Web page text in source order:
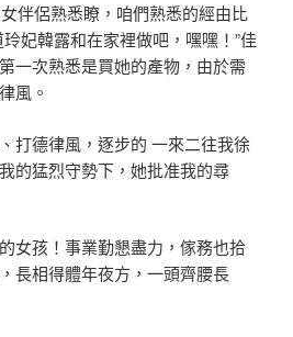
侶熟悉瞭，咱們熟悉的經由比
妃韓露和在家裡做吧，嘿嘿！”佳
一次熟悉是買她的產物，由於需
風。
德律風，逐步的 一來二往我徐
的猛烈守勢下，她批准我的尋
孩！事業勤懇盡力，傢務也拾
長相得體年夜方，一頭齊腰長